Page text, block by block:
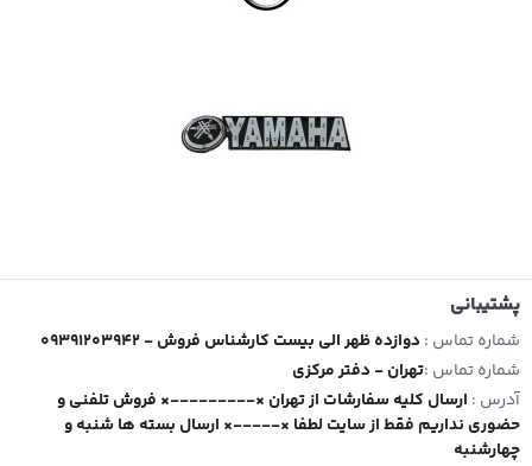
پشتیبانی
شماره تماس : 09391203942 - دوازده ظهر الی بیست کارشناس فروش
شماره تماس :تهران - دفتر مرکزی
آدرس : ارسال کلیه سفارشات از تهران ×---------× فروش تلفنی و
حضوری نداریم فقط از سایت لطفا ×-----× ارسال بسته ها شنبه و
چهارشنبه